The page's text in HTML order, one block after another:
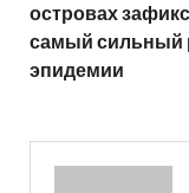
островах
самый сильный
эпидемии